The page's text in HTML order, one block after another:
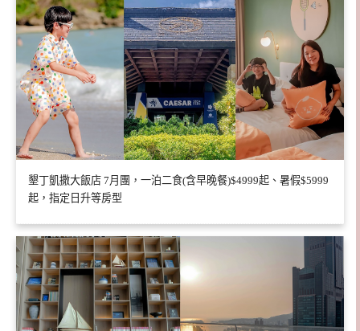
墾丁凱撒大飯店 7月團，一泊二食(含早晚餐)$4999起、暑假$5999
起，指定日升等房型